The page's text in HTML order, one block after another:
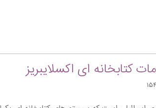
کتابخانه ­ای اکسلایبریز